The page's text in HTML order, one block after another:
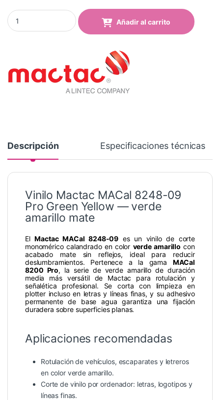
Vinilo Mactac MACal 8248-09 Pro Green Yellow Mate quantity
Añadir al carrito
Descripción Especificaciones técnicas
Vinilo Mactac MACal 8248-09
Pro Green Yellow — verde
amarillo mate
ElMactac MACal 8248-09 es un vinilo de corte
monomérico calandrado en color verde amarillo con
acabado mate sin reflejos, ideal para reducir
deslumbramientos. Pertenece a la gama MACal
8200 Pro, la serie de verde amarillo de duración
media más versátil de Mactac para rotulación y
señalética profesional. Se corta con limpieza en
plotter incluso en letras y líneas finas, y su adhesivo
permanente de base agua garantiza una fijación
duradera sobre superficies planas.
Aplicaciones recomendadas
Rotulación de vehículos, escaparates y letreros
en color verde amarillo.
Corte de vinilo por ordenador: letras, logotipos y
líneas finas.